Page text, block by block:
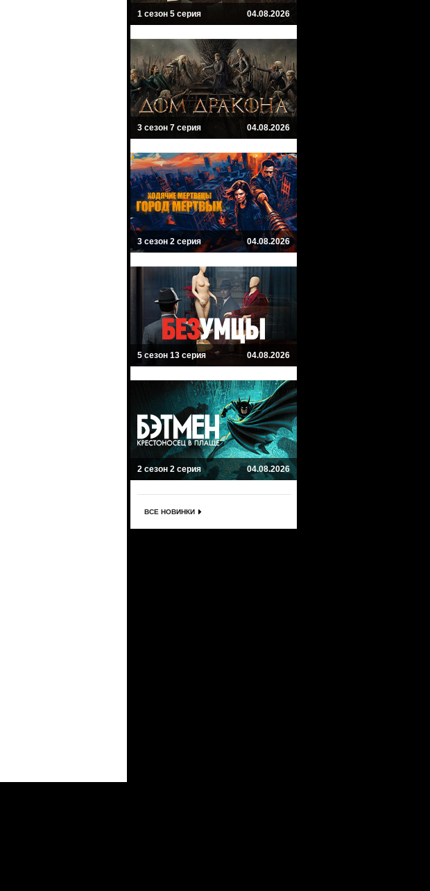
1 сезон 5 серия 04.08.2026
3 сезон 7 серия 04.08.2026
3 сезон 2 серия 04.08.2026
5 сезон 13 серия 04.08.2026
2 сезон 2 серия 04.08.2026
ВСЕ НОВИНКИ